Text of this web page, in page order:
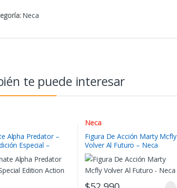
Neca
te puede interesar
Alpha Predator –
Especial –
Acción
Neca
Figura De Acción Marty Mcfly
Volver Al Futuro – Neca